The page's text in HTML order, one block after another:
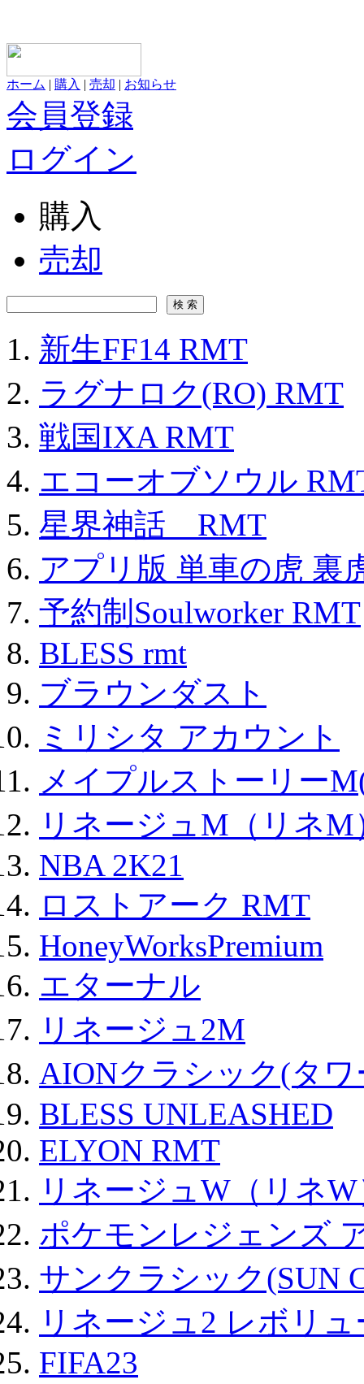
ホーム | 購入 | 売却 | お知らせ
会員登録
ログイン
購入
売却
新生FF14 RMT
ラグナロク(RO) RMT
戦国IXA RMT
エコーオブソウル
星界神話 RMT
アプリ版 単車の虎 裏
予約制Soulworker RMT
BLESS rmt
ブラウンダスト
ミリシタ アカウント
メイプルストーリー
リネージュM（リネM
NBA 2K21
ロストアーク RMT
HoneyWorksPremium
エターナル
リネージュ2M
AIONクラシック(タ
BLESS UNLEASHED
ELYON RMT
リネージュW（リネ
ポケモンレジェンズ
サンクラシック(SUN
リネージュ2 レボリ
FIFA23